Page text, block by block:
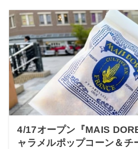
4/17オープン『MAIS
ャラメルポップコーン＆チ